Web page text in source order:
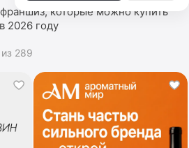
которые можно купить
2026 году
из 289